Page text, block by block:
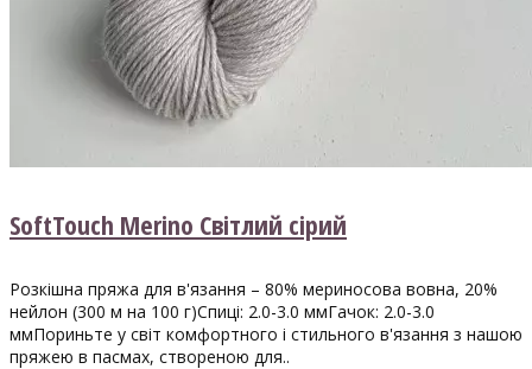
SoftTouch Merino Світлий сірий
Розкішна пряжа для в'язання – 80% мериносова вовна, 20%
нейлон (300 м на 100 г)Спиці: 2.0-3.0 ммГачок: 2.0-3.0
ммПориньте у світ комфортного і стильного в'язання з нашою
пряжею в пасмах, створеною для..